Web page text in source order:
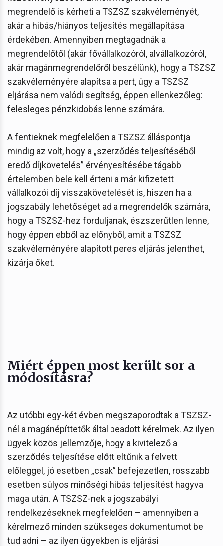
megrendelő is kérheti a TSZSZ szakvéleményét,
akár a hibás/hiányos teljesítés megállapítása
érdekében. Amennyiben megtagadnák a
megrendelőtől (akár fővállalkozóról, alvállalkozóról,
akár magánmegrendelőről beszélünk), hogy a TSZSZ
szakvéleményére alapítsa a pert, úgy a TSZSZ
eljárása nem valódi segítség, éppen ellenkezőleg:
felesleges pénzkidobás lenne számára.
A fentieknek megfelelően a TSZSZ álláspontja
mindig az volt, hogy a „szerződés teljesítéséből
eredő díjkövetelés” érvényesítésébe tágabb
értelemben bele kell érteni a már kifizetett
vállalkozói díj visszakövetelését is, hiszen ha a
jogszabály lehetőséget ad a megrendelők számára,
hogy a TSZSZ-hez forduljanak, észszerűtlen lenne,
hogy éppen ebből az előnyből, amit a TSZSZ
szakvéleményére alapított peres eljárás jelenthet,
kizárja őket.
Miért éppen most került sor a
módosításra?
Az utóbbi egy-két évben megszaporodtak a TSZSZ-
nél a magánépíttetők által beadott kérelmek. Az ilyen
ügyek közös jellemzője, hogy a kivitelező a
szerződés teljesítése előtt eltűnik a felvett
előleggel, jó esetben „csak” befejezetlen, rosszabb
esetben súlyos minőségi hibás teljesítést hagyva
maga után. A TSZSZ-nek a jogszabályi
rendelkezéseknek megfelelően – amennyiben a
kérelmező minden szükséges dokumentumot be
tud adni – az ilyen ügyekben is eljárási